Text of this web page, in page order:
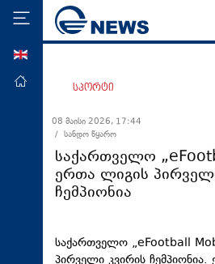
მთავარი
ეკონომიკა
მსოფლიო
ჯანდაცვა
სამართალი
სპორტი
08 მაისი 2026, 17:44
/ სანდო წყარო
საქართველო
ერთა ლიგის
ჩემპიონია
საქართველო „eFootball
პირველი კვირის